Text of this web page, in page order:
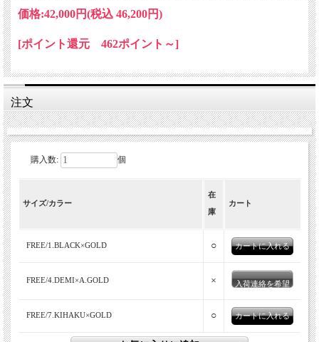
価格:42,000円(税込 46,200円)
[ポイント還元 462ポイント～]
注文
購入数: 個
サイズ/カラー
在
庫
カート
FREE/1.BLACK×GOLD ○
FREE/4.DEMI×A.GOLD × 入荷連絡を希望
FREE/7.KIHAKU×GOLD ○